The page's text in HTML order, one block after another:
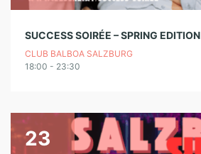
SUCCESS SOIRÉE – SPRING EDITION
CLUB BALBOA SALZBURG
18:00 - 23:30
23